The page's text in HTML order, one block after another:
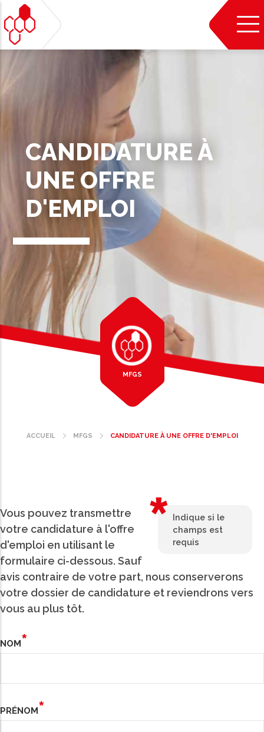
Aller
au
contenu
principal
CANDIDATURE À
UNE OFFRE
D'EMPLOI
MFGS
Fil
ACCUEIL MFGS CANDIDATURE À UNE OFFRE D'EMPLOI
Indique si le
champs est
requis
Vous pouvez transmettre
votre candidature à l'offre
d'emploi en utilisant le
formulaire ci-dessous. Sauf
avis contraire de votre part, nous conserverons
votre dossier de candidature et reviendrons vers
vous au plus tôt.
NOM
PRÉNOM